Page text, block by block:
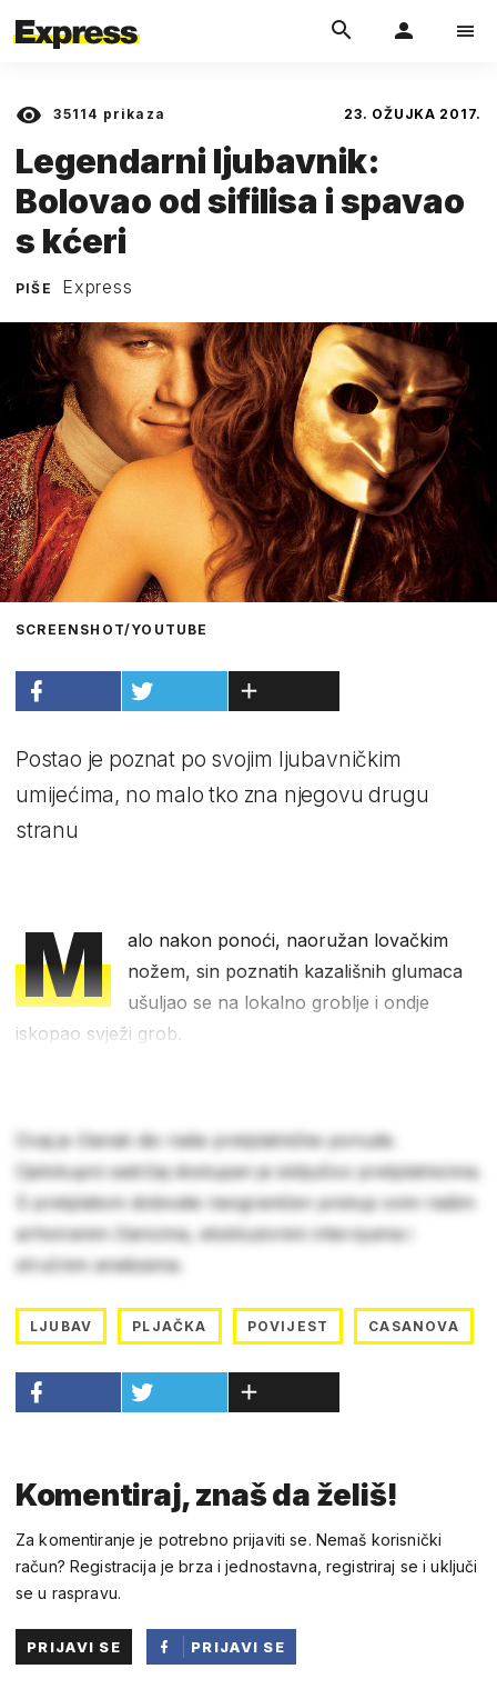
35114 prikaza 23. OŽUJKA 2017.
Legendarni ljubavnik:
Bolovao od sifilisa i spavao
s kćeri
PIŠE Express
SCREENSHOT/YOUTUBE
Postao je poznat po svojim ljubavničkim
umijećima, no malo tko zna njegovu drugu
stranu
M
alo nakon ponoći, naoružan lovačkim
nožem, sin poznatih kazališnih glumaca
ušuljao se na lokalno groblje i ondje
iskopao svježi grob.
Ovaj je članak dio naše pretplatničke ponude.
Cjelokupni sadržaj dostupan je isključivo pretplatnicima.
S pretplatom dobivate neograničen pristup svim našim
arhiviranim člancima, ekskluzivnim intervjuima i
stručnim analizama.
LJUBAV PLJAČKA POVIJEST CASANOVA
Komentiraj, znaš da želiš!
Za komentiranje je potrebno prijaviti se. Nemaš korisnički
račun? Registracija je brza i jednostavna, registriraj se i uključi
se u raspravu.
PRIJAVI SE
PRIJAVI SE